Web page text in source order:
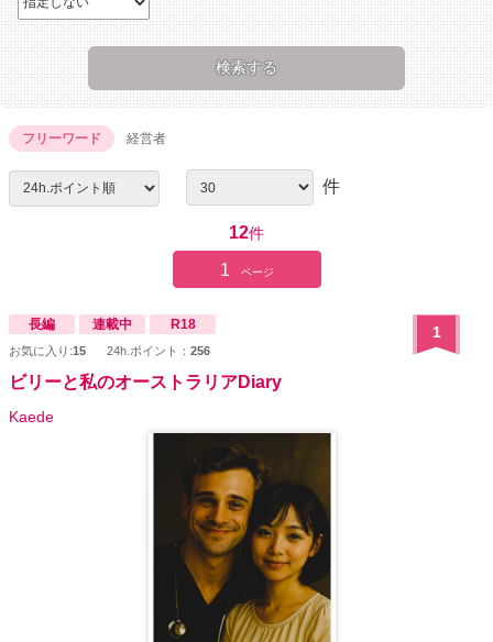
フリーワード 経営者
件
12件
1 ページ
長編 連載中 R18
お気に入り:15 24h.ポイント： 256
1
ビリーと私のオーストラリアDiary
Kaede